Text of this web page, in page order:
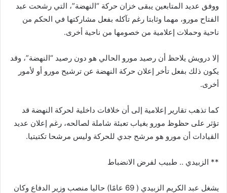
ووفق عديد المتابعين يبقى خزان حركة “النهضة”، التي رشحت عبد
الفتاح مورو، مهما وثابتا رغم تآكله بفعل مشاركتها في الحكم من
ناحية وحملات إعلامية من خصومها من ناحية أخرى.
إلا درويش يلاحظ أن رصيد مورو الحالي هو دون رصيد “النهضة”، وقد
يكون ذلك بفعل تأخر إعلان حركة النهضة عن ترشيح مورو أو لأمور
أخرى.
كما تذهب تقارير إعلامية إلى أن خلافات داخلية لحركة النهضة قد
تؤثر على حظوظ مورو بغياب تعبئة شاملة لصالحه، رغم إعلان عديد
القيادات أن مورو هو مرشح جدي للحركة وليس مرشحا تكتيتيا.
** الزبيدي .. طبيب لفرض الانضباط
يشغل عبد الكريم الزبيدي ( 69 عامًا) حاليا منصب وزير الدفاع وكان